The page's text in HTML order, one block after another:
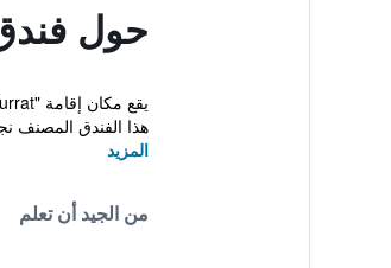
حول
هذا الفندق المصنف
المزيد
من الجيد أن تعلم